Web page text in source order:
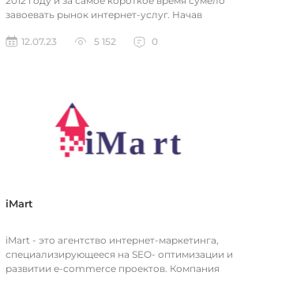
завоевать рынок интернет-услуг. Начав
12.07.23
5 152 0
iMart
iMart - это агентство интернет-маркетинга,
специализирующееся на SEO- оптимизации и
развитии e-commerce проектов. Компания